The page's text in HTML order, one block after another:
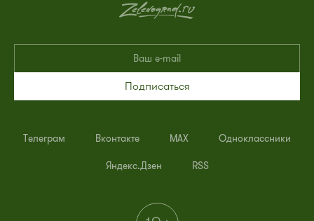
Подписаться
Телеграм Вконтакте MAX Одноклассники
Яндекс.Дзен RSS